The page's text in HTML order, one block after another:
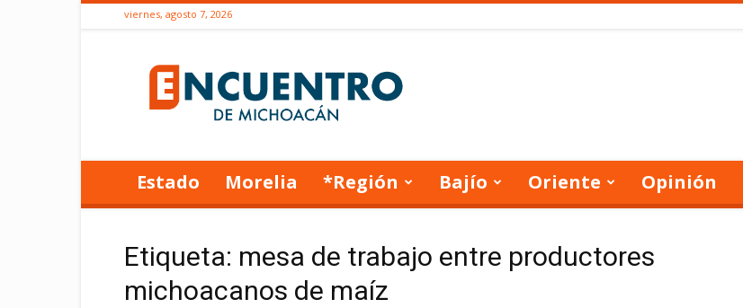
viernes, agosto 7, 2026
de
Michoacán
Estado Morelia *Región Bajío Oriente Opinión
Etiqueta: mesa de trabajo entre productores
michoacanos de maíz